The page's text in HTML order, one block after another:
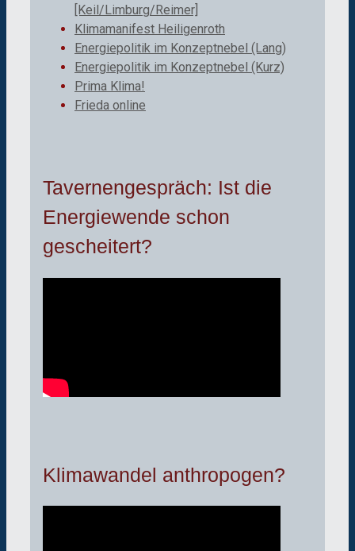
[Keil/Limburg/Reimer]
Klimamanifest Heiligenroth
Energiepolitik im Konzeptnebel (Lang)
Energiepolitik im Konzeptnebel (Kurz)
Prima Klima!
Frieda online
Tavernengespräch: Ist die
Energiewende schon
gescheitert?
Klimawandel anthropogen?